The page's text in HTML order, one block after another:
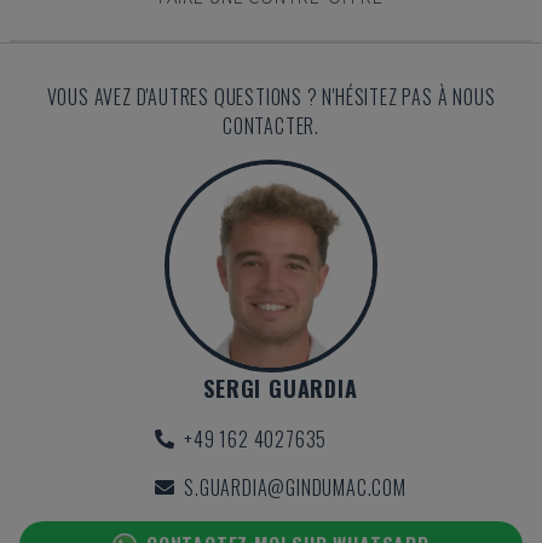
VOUS AVEZ D'AUTRES QUESTIONS ? N'HÉSITEZ PAS À NOUS
CONTACTER.
SERGI GUARDIA
+49 162 4027635
S.GUARDIA@GINDUMAC.COM